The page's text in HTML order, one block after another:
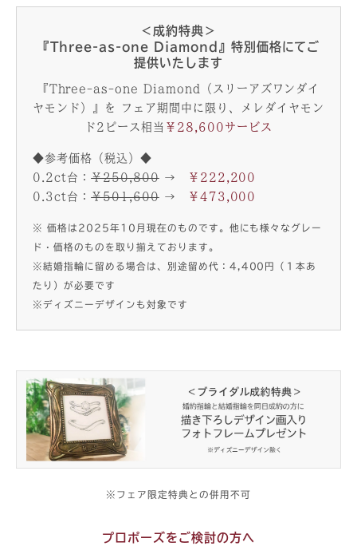
＜成約特典＞
『Three-as-one Diamond』特別価格にてご
提供いたします
『Three-as-one Diamond（スリーアズワンダイ
ヤモンド）』を
フェア期間中に限り、メレダイヤモン
ド2ピース相当 ￥28,600サービス
◆参考価格（税込）◆
0.2ct台：￥250,800→
￥222,200
0.3ct台：￥501,600→ ￥473,000
※ 価格は2025年10月現在のものです。他にも様々なグレー
ド・価格のものを取り揃えております。
※結婚指輪に留める場合は、別途留め代：4,400円（１本あ
たり）が必要です
※ディズニーデザインも対象です
※フェア限定特典との併用不可
プロポーズをご検討の方へ